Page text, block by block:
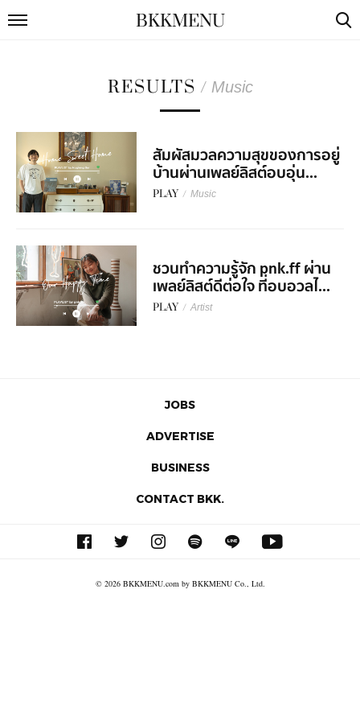
BKKMENU
RESULTS / Music
สัมผัสมวลความสุขของการอยู่
บ้านผ่านเพลย์ลิสต์อบอุ่น...
PLAY / Music
ชวนทำความรู้จัก pnk.ff ผ่าน
เพลย์ลิสต์ดีต่อใจ ที่อบอวลไ...
PLAY / Artist
JOBS
ADVERTISE
BUSINESS
CONTACT BKK.
© 2026 BKKMENU.com by BKKMENU Co., Ltd.